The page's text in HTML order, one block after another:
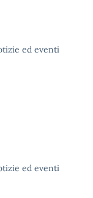
ed eventi
ed eventi